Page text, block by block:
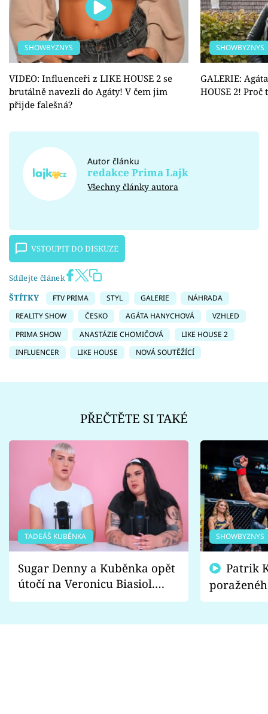
SHOWBYZNYS
VIDEO: Influenceři z LIKE HOUSE 2 se
brutálně navezli do Agáty! V čem jim
přijde falešná?
SHOWBYZNYS
GALERIE:
HOUSE 2!
Autor článku
redakce Prima Lajk
Všechny články autora
VSTOUPIT DO DISKUZE
Sdílejte článek
ŠTÍTKY
FTV PRIMA STYL GALERIE
NÁHRADA
REALITY SHOW
ČESKO AGÁTA HANYCHOVÁ
VZHLED
PRIMA SHOW
ANASTÁZIE CHOMIČOVÁ
LIKE HOUSE 2
INFLUENCER
LIKE HOUSE NOVÁ SOUTĚŽÍCÍ
PŘEČTĚTE SI TAKÉ
TADEÁŠ KUBĚNKA
Sugar Denny a Kuběnka opět
útočí na Veronicu Biasiol.
Proč je podle nich falešná a
SHOWBYZNYS
fanoušci